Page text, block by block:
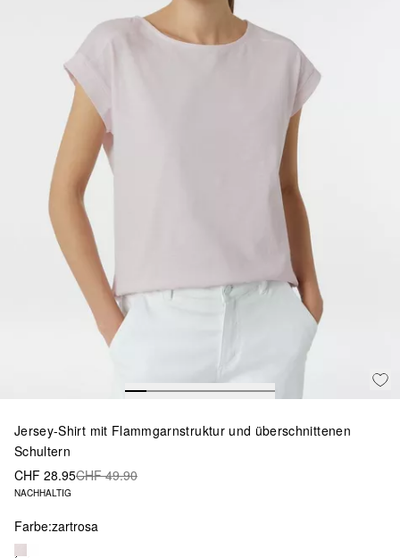
Jersey-Shirt mit Flammgarnstruktur und überschnittenen
Schultern
CHF 28.95CHF 49.90
NACHHALTIG
Farbe:zartrosa